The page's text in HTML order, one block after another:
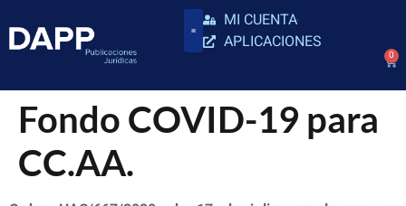
MI CUENTA
APLICACIONES
0
Fondo COVID-19 para
CC.AA.